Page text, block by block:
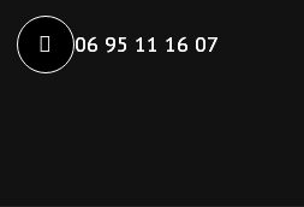
06 95 11 16 07